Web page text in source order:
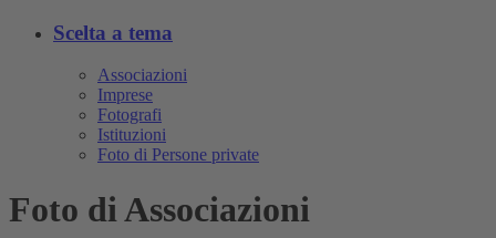
Scelta a tema
Associazioni
Imprese
Fotografi
Istituzioni
Foto di Persone private
Foto di Associazioni